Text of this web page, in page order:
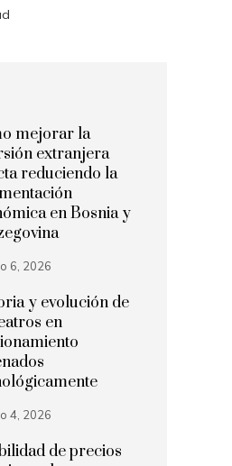
mejorar la
extranjera
reduciendo la
en Bosnia y
6, 2026
y evolución de
en
4, 2026
de precios